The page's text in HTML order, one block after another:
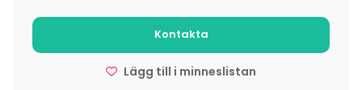
Kontakta
Lägg till i minneslistan